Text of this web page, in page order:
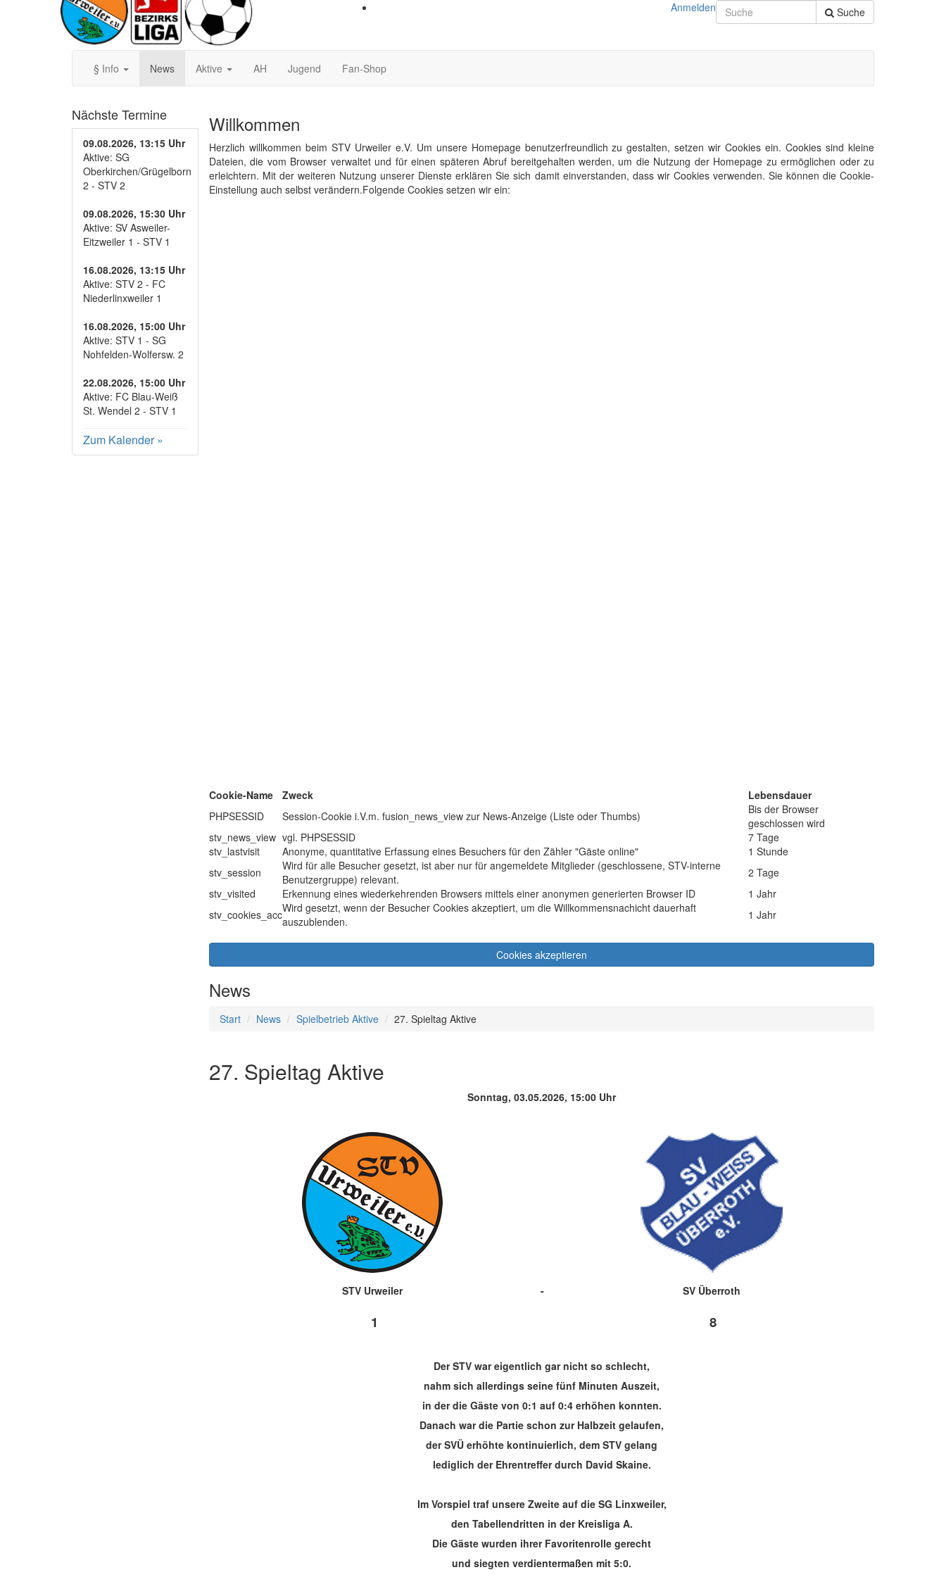
Suche
Anmelden
§ Info News Aktive AH Jugend Fan-Shop
Nächste Termine
09.08.2026, 13:15 Uhr
Aktive: SG
Oberkirchen/Grügelborn
2 - STV 2
09.08.2026, 15:30 Uhr
Aktive: SV Asweiler-
Eitzweiler 1 - STV 1
16.08.2026, 13:15 Uhr
Aktive: STV 2 - FC
Niederlinxweiler 1
16.08.2026, 15:00 Uhr
Aktive: STV 1 - SG
Nohfelden-Wolfersw. 2
22.08.2026, 15:00 Uhr
Aktive: FC Blau-Weiß
St. Wendel 2 - STV 1
Zum Kalender »
Willkommen
Herzlich willkommen beim STV Urweiler e.V. Um unsere Homepage benutzerfreundlich zu gestalten, setzen wir Cookies ein. Cookies sind kleine
Dateien, die vom Browser verwaltet und für einen späteren Abruf bereitgehalten werden, um die Nutzung der Homepage zu ermöglichen oder zu
erleichtern. Mit der weiteren Nutzung unserer Dienste erklären Sie sich damit einverstanden, dass wir Cookies verwenden. Sie können die Cookie-
Einstellung auch selbst verändern.Folgende Cookies setzen wir ein:
Cookie-Name Zweck
Lebensdauer
PHPSESSID
Session-Cookie i.V.m. fusion_news_view zur News-Anzeige (Liste oder Thumbs)
Bis der Browser
geschlossen wird
stv_news_view vgl. PHPSESSID
7 Tage
stv_lastvisit
Anonyme, quantitative Erfassung eines Besuchers für den Zähler "Gäste online"
1 Stunde
stv_session
Wird für alle Besucher gesetzt, ist aber nur für angemeldete Mitglieder (geschlossene, STV-interne
Benutzergruppe) relevant.
2 Tage
stv_visited
Erkennung eines wiederkehrenden Browsers mittels einer anonymen generierten Browser ID
1 Jahr
stv_cookies_accWird gesetzt, wenn der Besucher Cookies akzeptiert, um die Willkommensnachicht dauerhaft
auszublenden.
1 Jahr
Cookies akzeptieren
News
Start News Spielbetrieb Aktive 27. Spieltag Aktive
27. Spieltag Aktive
Sonntag, 03.05.2026, 15:00 Uhr
STV Urweiler - SV Überroth
1 8
Der STV war eigentlich gar nicht so schlecht,
nahm sich allerdings seine fünf Minuten Auszeit,
in der die Gäste von 0:1 auf 0:4 erhöhen konnten.
Danach war die Partie schon zur Halbzeit gelaufen,
der SVÜ erhöhte kontinuierlich, dem STV gelang
lediglich der Ehrentreffer durch David Skaine.
Im Vorspiel traf unsere Zweite auf die SG Linxweiler,
den Tabellendritten in der Kreisliga A.
Die Gäste wurden ihrer Favoritenrolle gerecht
und siegten verdientermaßen mit 5:0.